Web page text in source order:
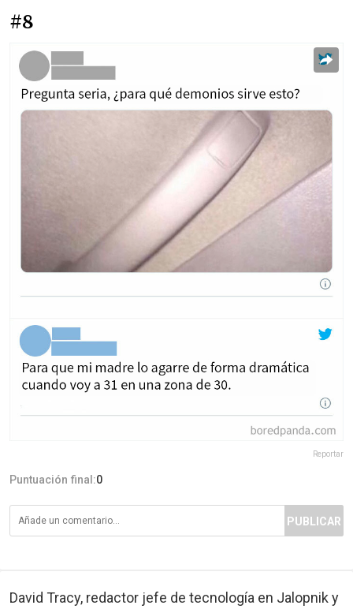
#8
Reportar
Puntuación final:0
PUBLICAR
David Tracy, redactor jefe de tecnología en Jalopnik y